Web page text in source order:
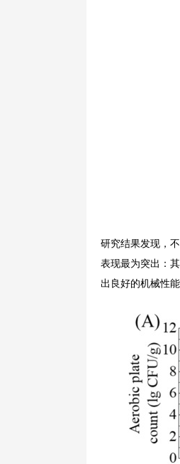
研究结果发现，
表现最为突出：
出良好的机械性